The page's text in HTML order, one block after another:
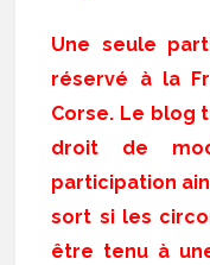
Une seule
réservé à la
Corse. Le blog
droit de
participation
sort si les
être tenu à